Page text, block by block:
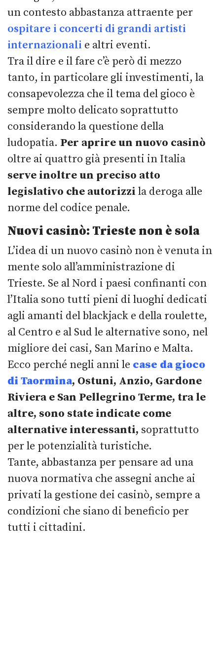
un contesto abbastanza attraente per
ospitare i concerti di grandi artisti
internazionali e altri eventi.
Tra il dire e il fare c’è però di mezzo
tanto, in particolare gli investimenti, la
consapevolezza che il tema del gioco è
sempre molto delicato soprattutto
considerando la questione della
ludopatia. Per aprire un nuovo casinò
oltre ai quattro già presenti in Italia
serve inoltre un preciso atto
legislativo che autorizzi la deroga alle
norme del codice penale.
Nuovi casinò: Trieste non è sola
L’idea di un nuovo casinò non è venuta in
mente solo all’amministrazione di
Trieste. Se al Nord i paesi confinanti con
l’Italia sono tutti pieni di luoghi dedicati
agli amanti del blackjack e della roulette,
al Centro e al Sud le alternative sono, nel
migliore dei casi, San Marino e Malta.
Ecco perché negli anni le case da gioco
di Taormina, Ostuni, Anzio, Gardone
Riviera e San Pellegrino Terme, tra le
altre, sono state indicate come
alternative interessanti, soprattutto
per le potenzialità turistiche.
Tante, abbastanza per pensare ad una
nuova normativa che assegni anche ai
privati la gestione dei casinò, sempre a
condizioni che siano di beneficio per
tutti i cittadini.